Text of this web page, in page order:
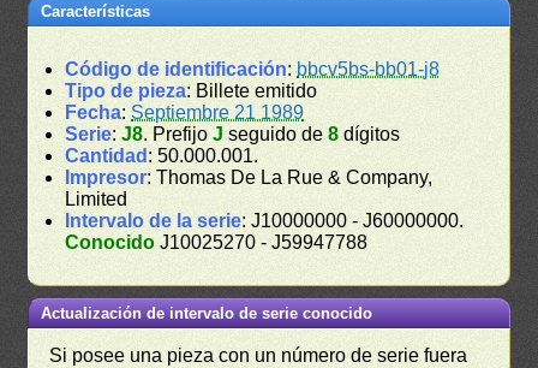
Características
Código de identificación: bbcv5bs-bb01-j8
Tipo de pieza: Billete emitido
Fecha: Septiembre 21 1989
Serie:J8. PrefijoJ seguido de8 dígitos
Cantidad : 50.000.001.
Impresor: Thomas De La Rue & Company,
Limited
Intervalo de la serie: J10000000 - J60000000.
Conocido J10025270 - J59947788
Actualización de intervalo de serie conocido
Si posee una pieza con un número de serie fuera